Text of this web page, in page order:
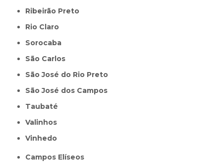
Ribeirão Preto
Rio Claro
Sorocaba
São Carlos
São José do Rio Preto
São José dos Campos
Taubaté
Valinhos
Vinhedo
Campos Elíseos